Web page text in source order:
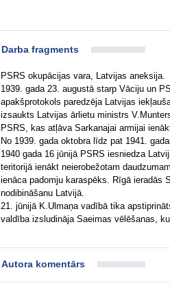
Darba fragments
PSRS okupācijas vara, Latvijas aneksija.
1939. gada 23. augustā starp Vāciju un
apakšprotokols paredzēja Latvijas
izsaukts Latvijas ārlietu ministrs
PSRS, kas atļāva Sarkanajai armijai
No 1939. gada oktobra līdz pat 1941.
1940 gada 16 jūnijā PSRS iesniedza
teritorijā ienākt neierobežotam
ienāca padomju karaspēks. Rīgā ieradās
nodibināšanu Latvijā.
21. jūnijā K.Ulmaņa vadībā tika
valdība izsludināja Saeimas vēlēšanas,
Autora komentārs